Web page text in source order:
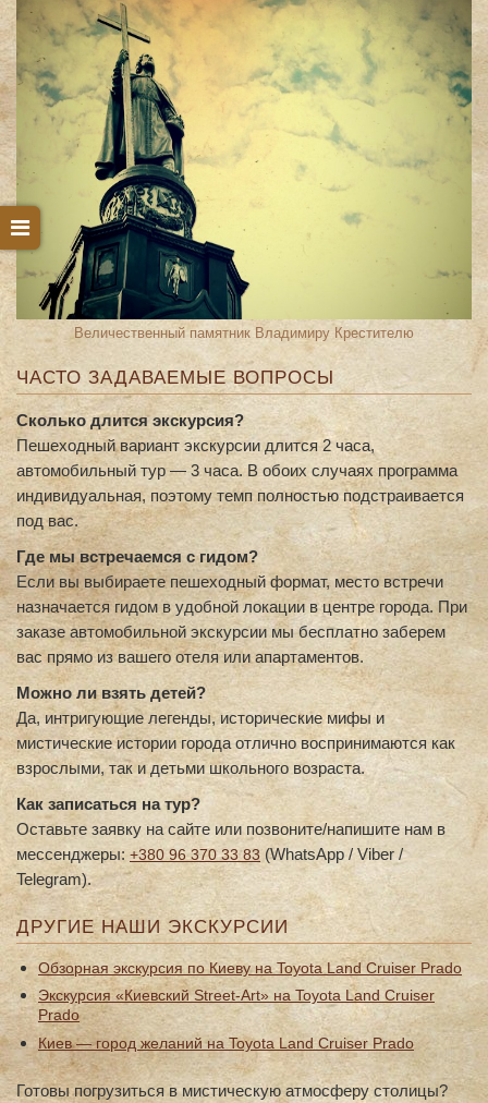
Величественный памятник Владимиру Крестителю
ЧАСТО ЗАДАВАЕМЫЕ ВОПРОСЫ
Сколько длится экскурсия?
Пешеходный вариант экскурсии длится 2 часа,
автомобильный тур — 3 часа. В обоих случаях программа
индивидуальная, поэтому темп полностью подстраивается
под вас.
Где мы встречаемся с гидом?
Если вы выбираете пешеходный формат, место встречи
назначается гидом в удобной локации в центре города. При
заказе автомобильной экскурсии мы бесплатно заберем
вас прямо из вашего отеля или апартаментов.
Можно ли взять детей?
Да, интригующие легенды, исторические мифы и
мистические истории города отлично воспринимаются как
взрослыми, так и детьми школьного возраста.
Как записаться на тур?
Оставьте заявку на сайте или позвоните/напишите нам в
мессенджеры: +380 96 370 33 83 (WhatsApp / Viber /
Telegram).
ДРУГИЕ НАШИ ЭКСКУРСИИ
Обзорная экскурсия по Киеву на Toyota Land Cruiser Prado
Экскурсия «Киевский Street-Art» на Toyota Land Cruiser
Prado
Киев — город желаний на Toyota Land Cruiser Prado
Готовы погрузиться в мистическую атмосферу столицы?